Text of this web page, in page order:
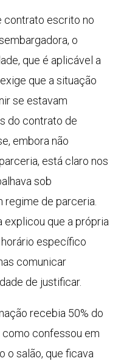
contrato escrito no
o
que é aplicável a
que a situação
se estavam
do contrato de
embora não
está claro nos
sob
regime de parceria.
explicou que a própria
específico
comunicar
de justificar.
recebia 50% do
confessou em
o salão, que ficava